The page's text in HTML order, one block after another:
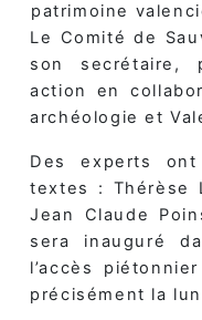
patrimoine
Le Comité de
son secrétaire,
action en
archéologie et
Des experts
textes : Thérèse
Jean Claude
sera inauguré
l’accès
précisément la